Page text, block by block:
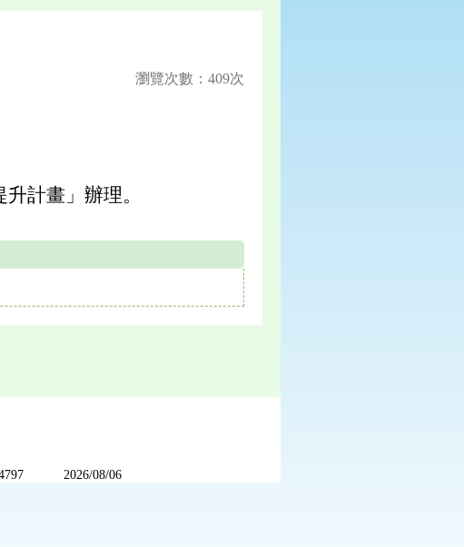
瀏覽次數：409次
計畫」辦理。
2026/08/06